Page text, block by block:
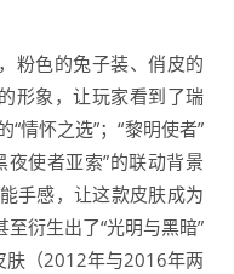
粉色的兔子装、俏皮的
形象，让玩家看到了瑞
情怀之选”；“黎明使者”
使者亚索”的联动背景
手感，让这款皮肤成为
衍生出了“光明与黑暗”
肤（2012年与2016年两